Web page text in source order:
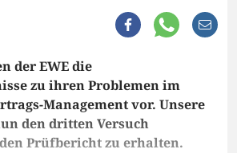
der EWE die
zu ihren Problemen im
Management vor. Unsere
den dritten Versuch
Prüfbericht zu erhalten.